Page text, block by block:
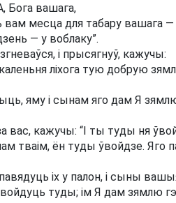
Бога вашага,
месца для табару вашага —
— у воблаку”.
і прысягнуў, кажучы:
ліхога тую добрую
яму і сынам яго дам Я
вас, кажучы: “І ты туды ня
тваім, ён туды ўвойдзе. Яго
іх у палон, і сыны
туды; ім Я дам зямлю